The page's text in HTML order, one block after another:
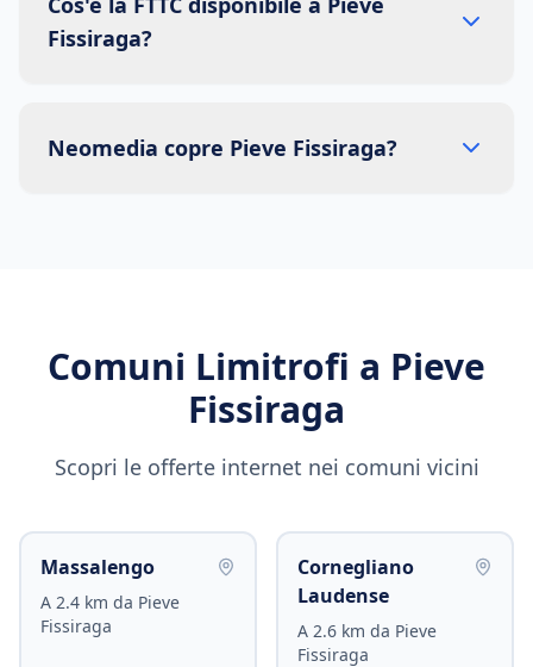
Fissiraga?
Neomedia copre Pieve Fissiraga?
Comuni Limitrofi a Pieve
Fissiraga
Scopri le offerte internet nei comuni vicini
Massalengo
A 2.4 km da Pieve
Fissiraga
Cornegliano
Laudense
A 2.6 km da Pieve
Fissiraga